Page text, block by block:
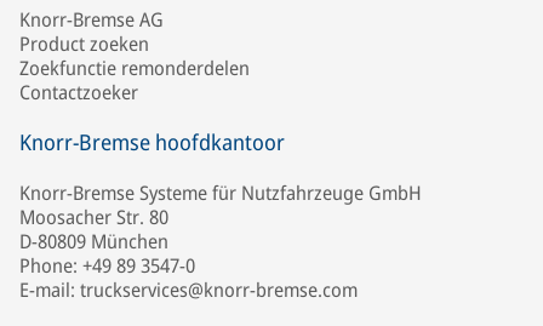
Knorr-Bremse AG
Product zoeken
Zoekfunctie remonderdelen
Contactzoeker
Knorr-Bremse hoofdkantoor
Knorr-Bremse Systeme für Nutzfahrzeuge GmbH
Moosacher Str. 80
D-80809 München
Phone: +49 89 3547-0
E-mail: truckservices@knorr-bremse.com